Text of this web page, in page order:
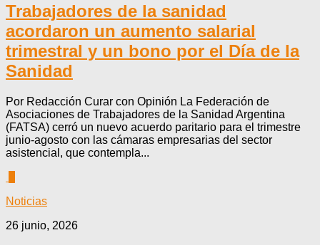
Trabajadores de la sanidad
acordaron un aumento salarial
trimestral y un bono por el Día de la
Sanidad
Por Redacción Curar con Opinión La Federación de
Asociaciones de Trabajadores de la Sanidad Argentina
(FATSA) cerró un nuevo acuerdo paritario para el trimestre
junio-agosto con las cámaras empresarias del sector
asistencial, que contempla...
Noticias
26 junio, 2026